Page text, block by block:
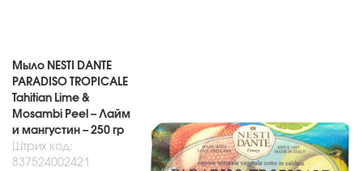
Мыло NESTI DANTE
PARADISO TROPICALE
Tahitian Lime &
Mosambi Peel – Лайм
и мангустин – 250 гр
Штрих код:
837524002421